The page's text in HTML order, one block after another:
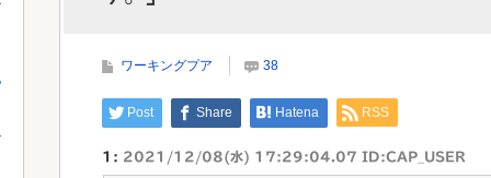
ワーキングプア 38
Post Share Hatena RSS
1: 2021/12/08(水) 17:29:04.07 ID:CAP_USER